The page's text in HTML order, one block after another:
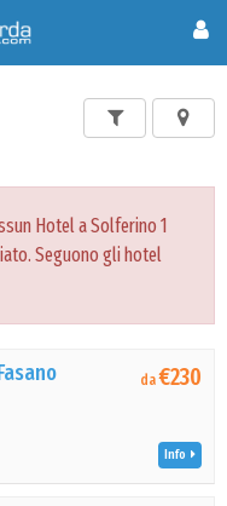
Hotel a Solferino 1
Seguono gli hotel
da€230
Info